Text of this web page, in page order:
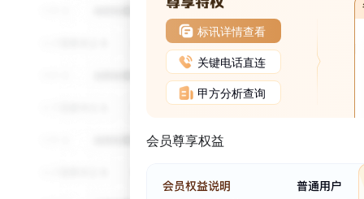
标讯详情查看
关键电话直连
甲方分析查询
会员尊享权益